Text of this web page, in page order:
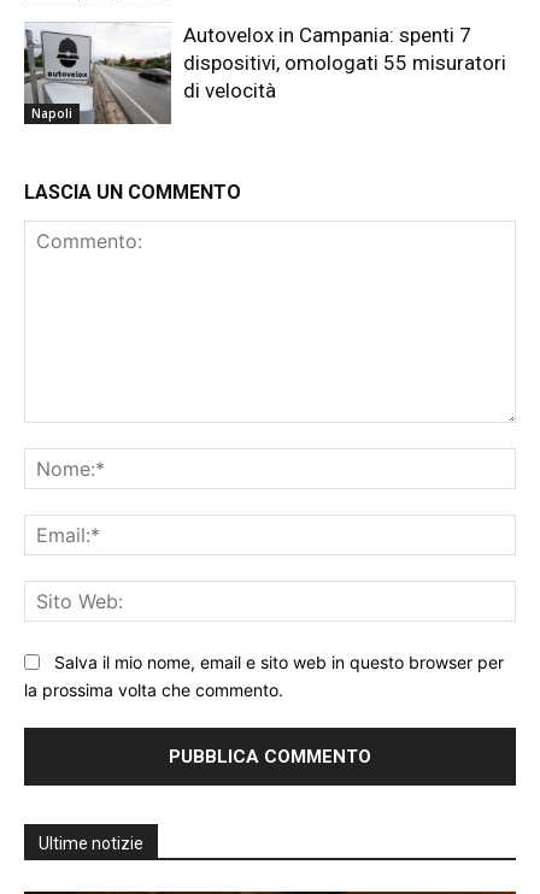
Napoli
Autovelox in Campania: spenti 7
dispositivi, omologati 55 misuratori
di velocità
LASCIA UN COMMENTO
Salva il mio nome, email e sito web in questo browser per
la prossima volta che commento.
Ultime notizie